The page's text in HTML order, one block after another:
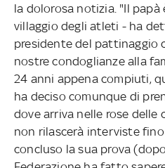
la dolorosa notizia. "Il
villaggio degli atleti - ha
presidente del pattinaggio
nostre condoglianze alla
24 anni appena compiuti,
ha deciso comunque di
dove arriva nelle rose delle
non rilascerà interviste
concluso la sua prova